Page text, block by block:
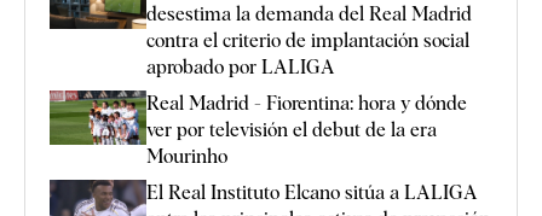
desestima la demanda del Real Madrid
contra el criterio de implantación social
aprobado por LALIGA
Real Madrid - Fiorentina: hora y dónde
ver por televisión el debut de la era
Mourinho
El Real Instituto Elcano sitúa a LALIGA